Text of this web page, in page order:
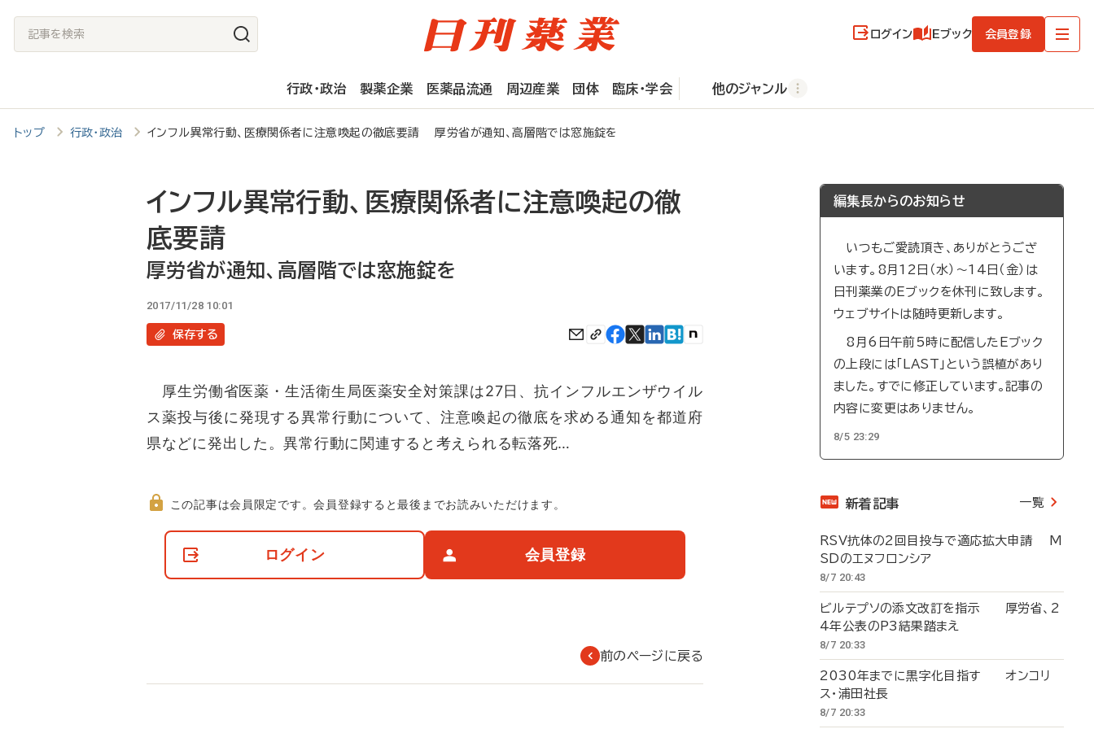
記
事
検
索
ログイン Eブック 会員登録
行政・政治 製薬企業 医薬品流通 周辺産業 団体 臨床・学会 他のジャンル
トップ 行政・政治 インフル異常行動、医療関係者に注意喚起の徹底要請 厚労省が通知、高層階では窓施錠を
インフル異常行動、医療関係者に注意喚起の徹
底要請
厚労省が通知、高層階では窓施錠を
2017/11/28 10:01
保存する
厚生労働省医薬・生活衛生局医薬安全対策課は27日、抗インフルエンザウイル
ス薬投与後に発現する異常行動について、注意喚起の徹底を求める通知を都道府
県などに発出した。異常行動に関連すると考えられる転落死…
て
この記事は会員限定です。会員登録すると最後までお読みいただけます。
ログイン 会員登録
前のページに戻る
編集長からのお知らせ
いつもご愛読頂き、ありがとうござ
います。8月12日（水）～14日（金）は
日刊薬業のEブックを休刊に致します。
ウェブサイトは随時更新します。
8月6日午前5時に配信したEブック
の上段には「LAST」という誤植があり
ました。すでに修正しています。記事の
内容に変更はありません。
8/5 23:29
新着記事 一覧
RSV抗体の2回目投与で適応拡大申請 M
SDのエヌフロンシア
8/7 20:43
ビルテプソの添文改訂を指示 厚労省、2
4年公表のP3結果踏まえ
8/7 20:33
2030年までに黒字化目指す オンコリ
ス・浦田社長
8/7 20:33